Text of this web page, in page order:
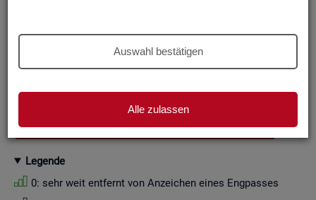
Auswahl bestätigen
Alle zulassen
Zah­len­wer­te i. d. R. auf Viel­fa­che von Zehn ge­run­det (siehe
die Fil­ter­mög­lich­kei­ten und die an­ge­zeig­ten Daten.
GESAMTDOWNLOAD ENGPASSANALYSE ALS CSV
Le­gen­de
0: sehr weit ent­fernt von An­zei­chen eines Eng­pas­ses